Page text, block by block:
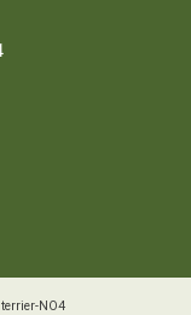
NO4